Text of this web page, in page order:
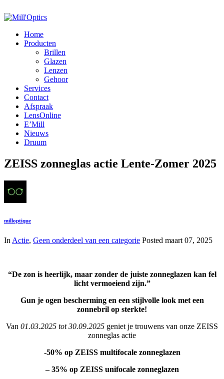
Home
Producten
Brillen
Glazen
Lenzen
Gehoor
Services
Contact
Afspraak
LensOnline
E’Mill
Nieuws
Druum
ZEISS zonneglas actie Lente-Zomer 2025
milloptique
In Actie, Geen onderdeel van een categorie Posted maart 07, 2025
“De zon is heerlijk, maar zonder de juiste zonneglazen kan fel
licht vermoeiend zijn.”
Gun je ogen bescherming en een stijlvolle look met een
zonnebril op sterkte!
Van 01.03.2025 tot 30.09.2025 geniet je trouwens van onze ZEISS
zonneglas actie
-50% op ZEISS multifocale zonneglazen
– 35% op ZEISS unifocale zonneglazen